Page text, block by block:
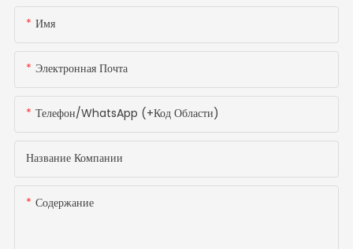
Имя
Электронная Почта
Телефон/WhatsApp (+код Области)
Название Компании
Содержание